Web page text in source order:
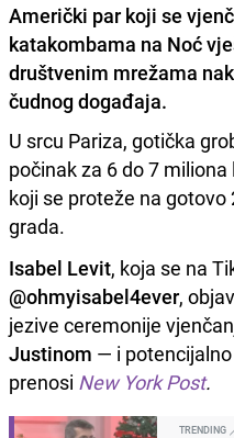
Američki par koji se
katakombama na Noć
društvenim mrežama
čudnog događaja.
U srcu Pariza, gotička
počinak za 6 do 7
koji se proteže na
grada.
Isabel Levit, koja se na
@ohmyisabel4ever,
jezive ceremonije
Justinom — i
prenosi New York Post.
TRENDING